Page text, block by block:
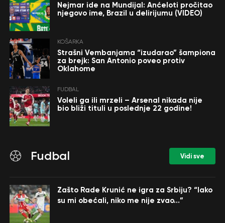
Nejmar ide na Mundijal: Anćeloti pročitao
njegovo ime, Brazil u delirijumu (VIDEO)
KOŠARKA
Strašni Vembanjama “izudarao” šampiona
za brejk: San Antonio poveo protiv
Oklahome
FUDBAL
Voleli ga ili mrzeli – Arsenal nikada nije
bio bliži tituli u poslednje 22 godine!
Fudbal Vidi sve
Zašto Rade Krunić ne igra za Srbiju? “Iako
su mi obećali, niko me nije zvao…”